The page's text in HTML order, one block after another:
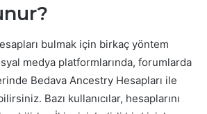
bulmak için birkaç yöntem
medya platformlarında, forumlarda
Bedava Ancestry Hesapları ile
Bazı kullanıcılar, hesaplarını